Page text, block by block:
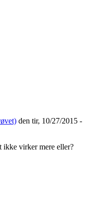
den tir, 10/27/2015 -
ikke virker mere eller?